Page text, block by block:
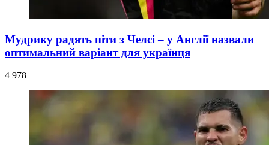
Мудрику радять піти з Челсі – у Англії назвали
оптимальний варіант для українця
4 978